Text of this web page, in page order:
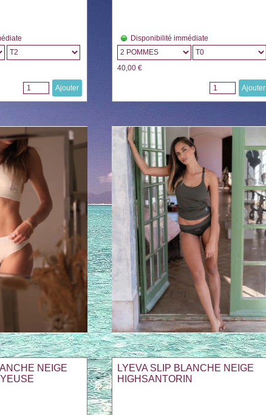
Ajouter
Disponibilité immédiate
40,00 €
Ajouter
NEIGE
LYEVA SLIP BLANCHE NEIGE
HIGHSANTORIN